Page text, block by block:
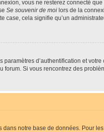
vous ne resterez connecté
Se souvenir de moi lors de la
case, cela signifie qu’un
d’authentification et
Si vous rencontrez des
notre base de données. Pour